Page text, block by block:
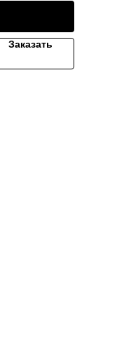
Заказать